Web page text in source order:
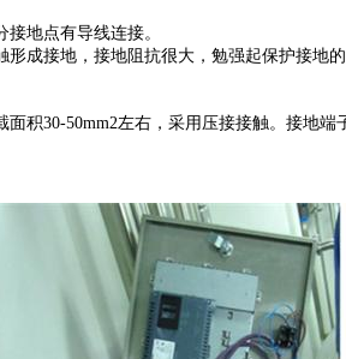
地点有导线连接。
成接地，接地阻抗很大，勉强起保护接地
面积30-50mm2左右，采用压接接触。接地